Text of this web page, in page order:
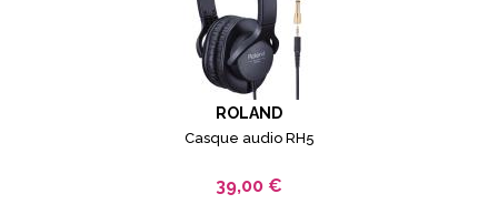
ROLAND
Casque audio RH5
39,00 €